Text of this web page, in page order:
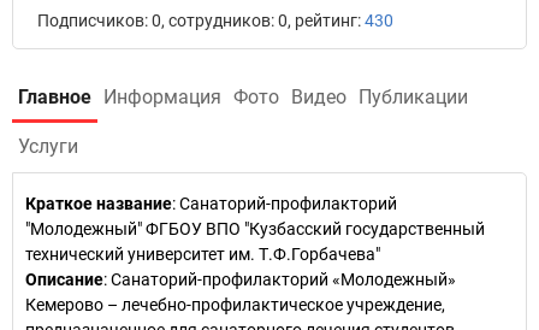
Подписчиков: 0, сотрудников: 0, рейтинг:430
Главное Информация Фото Видео Публикации
Услуги
Краткое название:Санаторий-профилакторий
"Молодежный" ФГБОУ ВПО "Кузбасский государственный
технический университет им. Т.Ф.Горбачева"
Описание: Санаторий-профилакторий «Молодежный»
Кемерово – лечебно-профилактическое учреждение,